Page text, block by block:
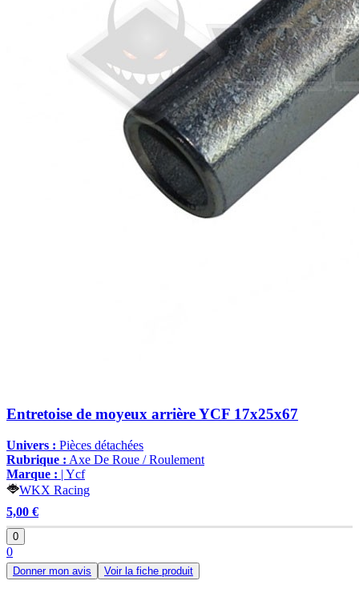
Entretoise de moyeux arrière YCF 17x25x67
Univers : Pièces détachées
Rubrique : Axe De Roue / Roulement
Marque : | Ycf
WKX Racing
5,00 €
0
0
Donner mon avis Voir la fiche produit